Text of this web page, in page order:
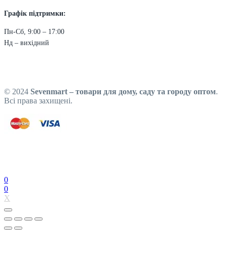
Графік підтримки:
Пн-Сб, 9:00 – 17:00
Нд – вихідний
© 2024 Sevenmart – товари для дому, саду та городу оптом.
Всі права захищені.
0
0
X